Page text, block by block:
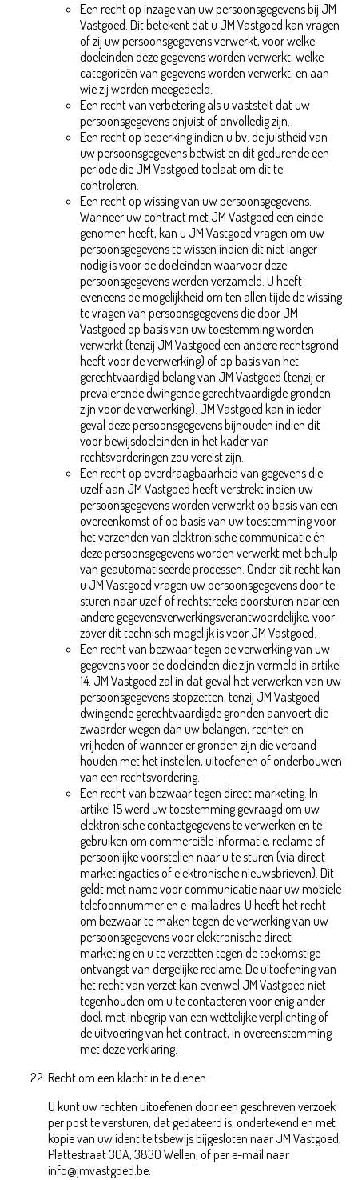
Een recht op inzage van uw persoonsgegevens bij JM
Vastgoed. Dit betekent dat u JM Vastgoed kan vragen
of zij uw persoonsgegevens verwerkt, voor welke
doeleinden deze gegevens worden verwerkt, welke
categorieën van gegevens worden verwerkt, en aan
wie zij worden meegedeeld.
Een recht van verbetering als u vaststelt dat uw
persoonsgegevens onjuist of onvolledig zijn.
Een recht op beperking indien u bv. de juistheid van
uw persoonsgegevens betwist en dit gedurende een
periode die JM Vastgoed toelaat om dit te
controleren.
Een recht op wissing van uw persoonsgegevens.
Wanneer uw contract met JM Vastgoed een einde
genomen heeft, kan u JM Vastgoed vragen om uw
persoonsgegevens te wissen indien dit niet langer
nodig is voor de doeleinden waarvoor deze
persoonsgegevens werden verzameld. U heeft
eveneens de mogelijkheid om ten allen tijde de wissing
te vragen van persoonsgegevens die door JM
Vastgoed op basis van uw toestemming worden
verwerkt (tenzij JM Vastgoed een andere rechtsgrond
heeft voor de verwerking) of op basis van het
gerechtvaardigd belang van JM Vastgoed (tenzij er
prevalerende dwingende gerechtvaardigde gronden
zijn voor de verwerking). JM Vastgoed kan in ieder
geval deze persoonsgegevens bijhouden indien dit
voor bewijsdoeleinden in het kader van
rechtsvorderingen zou vereist zijn.
Een recht op overdraagbaarheid van gegevens die
uzelf aan JM Vastgoed heeft verstrekt indien uw
persoonsgegevens worden verwerkt op basis van een
overeenkomst of op basis van uw toestemming voor
het verzenden van elektronische communicatie én
deze persoonsgegevens worden verwerkt met behulp
van geautomatiseerde processen. Onder dit recht kan
u JM Vastgoed vragen uw persoonsgegevens door te
sturen naar uzelf of rechtstreeks doorsturen naar een
andere gegevensverwerkingsverantwoordelijke, voor
zover dit technisch mogelijk is voor JM Vastgoed.
Een recht van bezwaar tegen de verwerking van uw
gegevens voor de doeleinden die zijn vermeld in artikel
14. JM Vastgoed zal in dat geval het verwerken van uw
persoonsgegevens stopzetten, tenzij JM Vastgoed
dwingende gerechtvaardigde gronden aanvoert die
zwaarder wegen dan uw belangen, rechten en
vrijheden of wanneer er gronden zijn die verband
houden met het instellen, uitoefenen of onderbouwen
van een rechtsvordering.
Een recht van bezwaar tegen direct marketing. In
artikel 15 werd uw toestemming gevraagd om uw
elektronische contactgegevens te verwerken en te
gebruiken om commerciële informatie, reclame of
persoonlijke voorstellen naar u te sturen (via direct
marketingacties of elektronische nieuwsbrieven). Dit
geldt met name voor communicatie naar uw mobiele
telefoonnummer en e-mailadres. U heeft het recht
om bezwaar te maken tegen de verwerking van uw
persoonsgegevens voor elektronische direct
marketing en u te verzetten tegen de toekomstige
ontvangst van dergelijke reclame. De uitoefening van
het recht van verzet kan evenwel JM Vastgoed niet
tegenhouden om u te contacteren voor enig ander
doel, met inbegrip van een wettelijke verplichting of
de uitvoering van het contract, in overeenstemming
met deze verklaring.
Recht om een klacht in te dienen
U kunt uw rechten uitoefenen door een geschreven verzoek
per post te versturen, dat gedateerd is, ondertekend en met
kopie van uw identiteitsbewijs bijgesloten naar JM Vastgoed,
Plattestraat 30A, 3830 Wellen, of per e-mail naar
info@jmvastgoed.be.